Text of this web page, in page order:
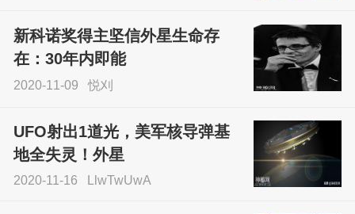
sskfn
新科诺奖得主坚信外星生命存
在：30年内即能
2020-11-09 悦刈
UFO射出1道光，美军核导弹基
地全失灵！外星
2020-11-16 LlwTwUwA